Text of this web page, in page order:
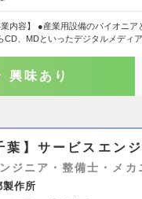
業内容】 ●産業用設備のパイオニ
CD、MDといったデジタルメディ
興味あり
葉】サービスエン
ジニア・整備士・メカ
作所